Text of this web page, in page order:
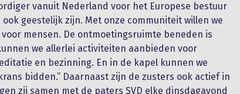
vanuit Nederland voor het Europese bestuur
geestelijk zijn. Met onze communiteit willen we
mensen. De ontmoetingsruimte beneden is
we allerlei activiteiten aanbieden voor
en bezinning. En in de kapel kunnen we
bidden.” Daarnaast zijn de zusters ook actief in
zij samen met de paters SVD elke dinsdagavond